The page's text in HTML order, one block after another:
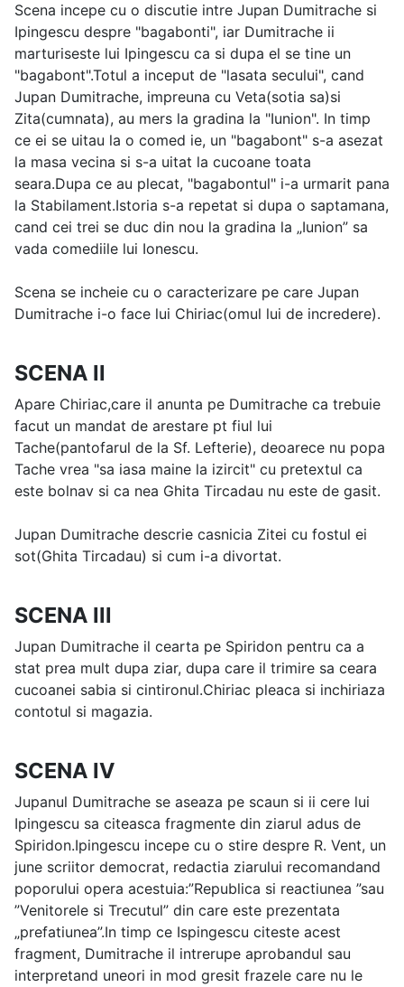
Scena incepe cu o discutie intre Jupan Dumitrache si
Ipingescu despre "bagabonti", iar Dumitrache ii
marturiseste lui Ipingescu ca si dupa el se tine un
"bagabont".Totul a inceput de "lasata secului", cand
Jupan Dumitrache, impreuna cu Veta(sotia sa)si
Zita(cumnata), au mers la gradina la "Iunion". In timp
ce ei se uitau la o comed ie, un "bagabont" s-a asezat
la masa vecina si s-a uitat la cucoane toata
seara.Dupa ce au plecat, "bagabontul" i-a urmarit pana
la Stabilament.Istoria s-a repetat si dupa o saptamana,
cand cei trei se duc din nou la gradina la „Iunion” sa
vada comediile lui Ionescu.
Scena se incheie cu o caracterizare pe care Jupan
Dumitrache i-o face lui Chiriac(omul lui de incredere).
SCENA II
Apare Chiriac,care il anunta pe Dumitrache ca trebuie
facut un mandat de arestare pt fiul lui
Tache(pantofarul de la Sf. Lefterie), deoarece nu popa
Tache vrea "sa iasa maine la izircit" cu pretextul ca
este bolnav si ca nea Ghita Tircadau nu este de gasit.
Jupan Dumitrache descrie casnicia Zitei cu fostul ei
sot(Ghita Tircadau) si cum i-a divortat.
SCENA III
Jupan Dumitrache il cearta pe Spiridon pentru ca a
stat prea mult dupa ziar, dupa care il trimire sa ceara
cucoanei sabia si cintironul.Chiriac pleaca si inchiriaza
contotul si magazia.
SCENA IV
Jupanul Dumitrache se aseaza pe scaun si ii cere lui
Ipingescu sa citeasca fragmente din ziarul adus de
Spiridon.Ipingescu incepe cu o stire despre R. Vent, un
june scriitor democrat, redactia ziarului recomandand
poporului opera acestuia:”Republica si reactiunea ”sau
”Venitorele si Trecutul” din care este prezentata
„prefatiunea”.In timp ce Ispingescu citeste acest
fragment, Dumitrache il intrerupe aprobandul sau
interpretand uneori in mod gresit frazele care nu le